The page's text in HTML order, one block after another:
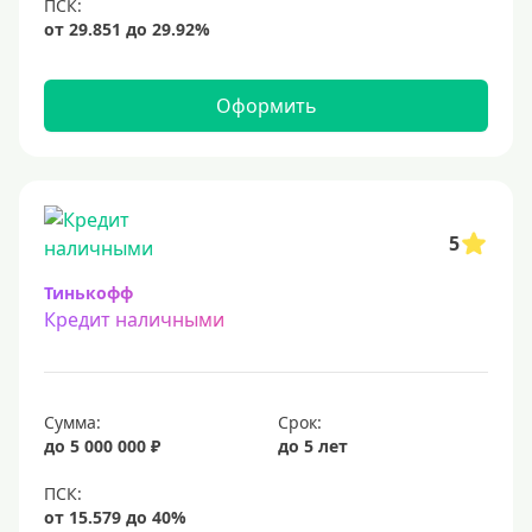
15 млн
20 млн
50 миллионов
Меньше 1 млн (руб)
15000 руб
18000 руб
20 тысяч
Оформить
5
Тинькофф
Кредит наличными
Сумма:
до 5 000 000 ₽
Срок:
до 5 лет